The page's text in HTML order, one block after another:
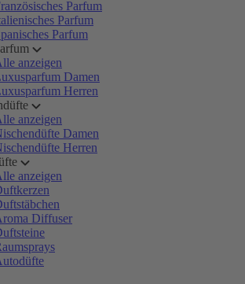
Parfum
Parfum
Parfum
anzeigen
Damen
Herren
anzeigen
Damen
Herren
anzeigen
Diffuser